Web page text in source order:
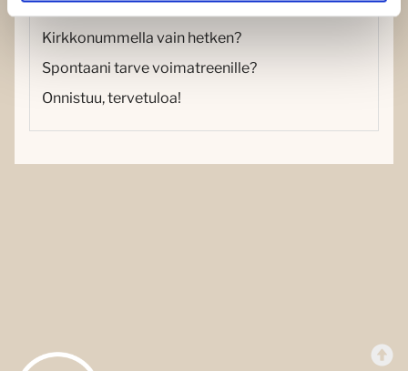
Kirkkonummella vain hetken?
Spontaani tarve voimatreenille?
Onnistuu, tervetuloa!